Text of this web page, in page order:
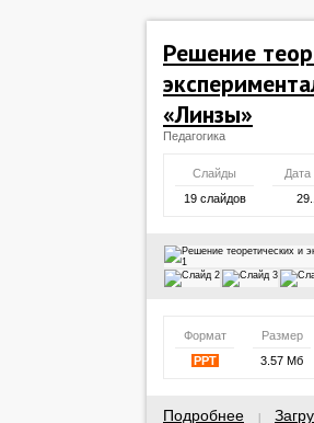
Решение
«Линзы»
Педагогика
Слайды
Дата
19 слайдов
Формат
Размер
PPT
3.57 Мб
Подробнее